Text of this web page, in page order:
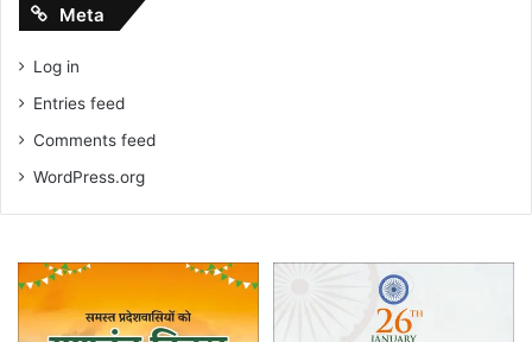
Meta
Log in
Entries feed
Comments feed
WordPress.org